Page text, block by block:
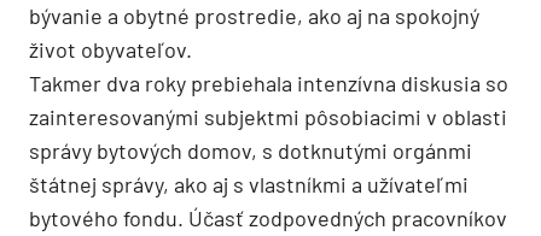
bývanie a obytné prostredie, ako aj na spokojný
život obyvateľov.
Takmer dva roky prebiehala intenzívna diskusia so
zainteresovanými subjektmi pôsobiacimi v oblasti
správy bytových domov, s dotknutými orgánmi
štátnej správy, ako aj s vlastníkmi a užívateľmi
bytového fondu. Účasť zodpovedných pracovníkov